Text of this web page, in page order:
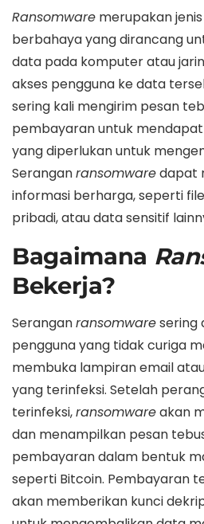
Ransomware merupakan
berbahaya yang dirancang
data pada komputer atau
akses pengguna ke data
sering kali mengirim pesan
pembayaran untuk
yang diperlukan untuk
Seranganransomwaredapat
informasi berharga, seperti
pribadi, atau data sensitif
Bagaimana
Bekerja?
Seranganransomwaresering
pengguna yang tidak curiga
membuka lampiran email
yang terinfeksi. Setelah
terinfeksi,ransomwareakan
dan menampilkan pesan
pembayaran dalam bentuk
seperti Bitcoin. Pembayaran
akan memberikan kunci